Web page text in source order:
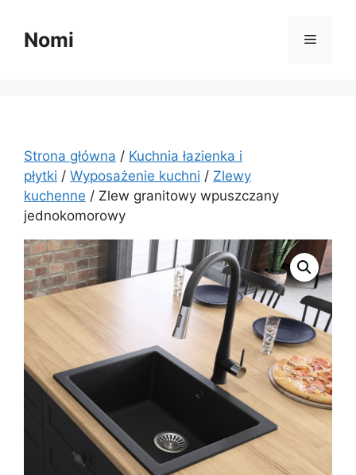
treściNomi Menu
Strona główna / Kuchnia łazienka i
płytki / Wyposażenie kuchni / Zlewy
kuchenne / Zlew granitowy wpuszczany
jednokomorowy